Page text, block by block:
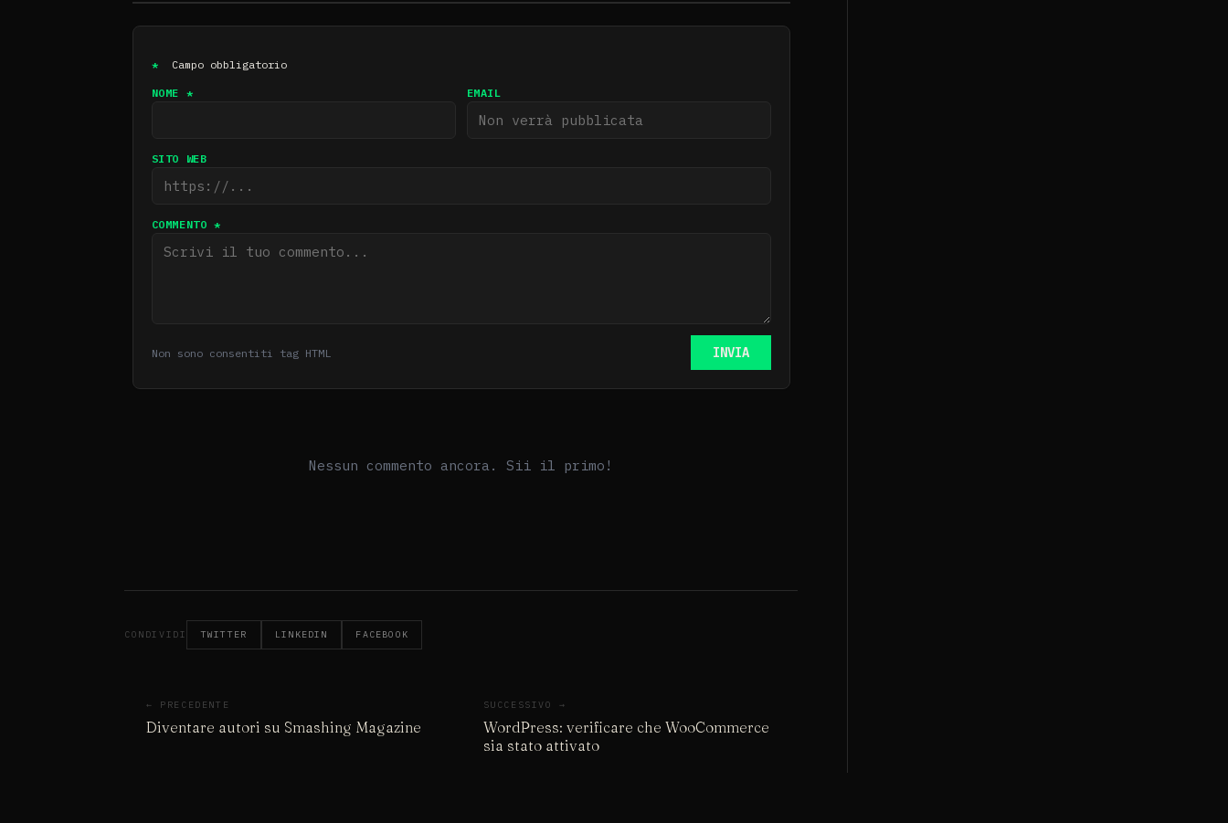
CONDIVIDI TWITTER LINKEDIN FACEBOOK
← PRECEDENTE
Diventare autori su Smashing Magazine
SUCCESSIVO →
WordPress: verificare che WooCommerce
sia stato attivato